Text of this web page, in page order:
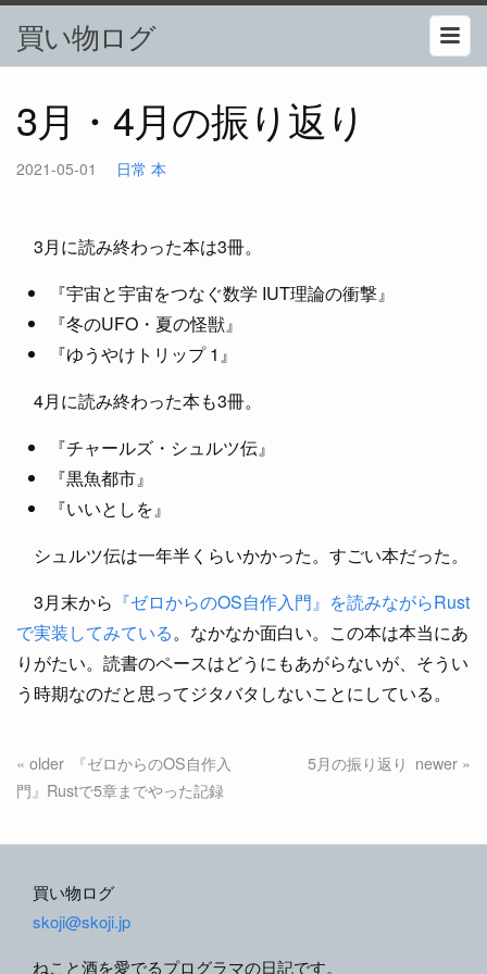
買い物ログ
3月・4月の振り返り
2021-05-01 日常 本
3月に読み終わった本は3冊。
『宇宙と宇宙をつなぐ数学 IUT理論の衝撃』
『冬のUFO・夏の怪獣』
『ゆうやけトリップ 1』
4月に読み終わった本も3冊。
『チャールズ・シュルツ伝』
『黒魚都市』
『いいとしを』
シュルツ伝は一年半くらいかかった。すごい本だった。
3月末から 『ゼロからのOS自作入門』を読みながらRust
で実装してみている。なかなか面白い。この本は本当にあ
りがたい。読書のペースはどうにもあがらないが、そうい
う時期なのだと思ってジタバタしないことにしている。
『ゼロからのOS自作入
門』Rustで5章までやった記録
5月の振り返り
買い物ログ
skoji@skoji.jp
ねこと酒を愛でるプログラマの日記です。